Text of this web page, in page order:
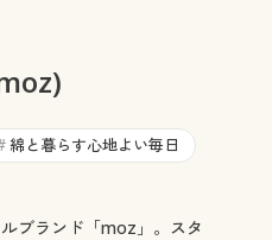
ス下着
服
綿と暮らす心地よい毎日
ブランド「moz」。スタ